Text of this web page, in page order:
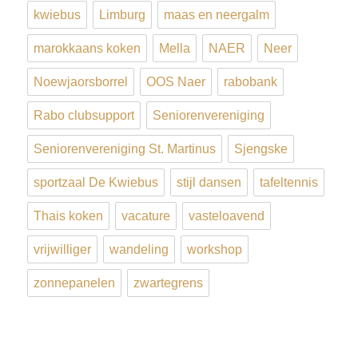
kwiebus Limburg maas en neergalm
marokkaans koken Mella NAER Neer
Noewjaorsborrel OOS Naer rabobank
Rabo clubsupport Seniorenvereniging
Seniorenvereniging St. Martinus Sjengske
sportzaal De Kwiebus stijl dansen tafeltennis
Thais koken vacature vasteloavend
vrijwilliger wandeling workshop
zonnepanelen zwartegrens